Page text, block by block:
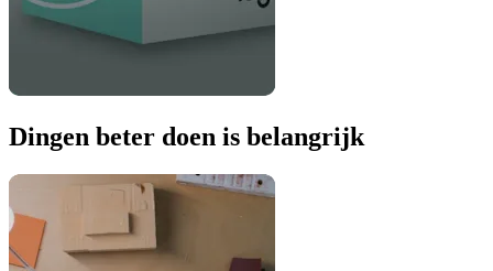
Dingen beter doen is belangrijk